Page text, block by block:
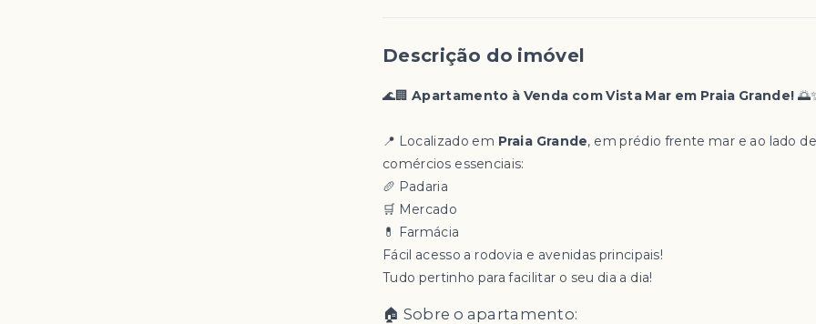
Descrição do imóvel
🌊🏢Apartamento à Venda com Vista Mar em Praia Grande!
📍 Localizado em Praia Grande, em prédio frente mar e ao lado de
comércios essenciais:
🥖 Padaria
🛒 Mercado
💊 Farmácia
Fácil acesso a rodovia e avenidas principais!
Tudo pertinho para facilitar o seu dia a dia!
🏠 Sobre o apartamento: